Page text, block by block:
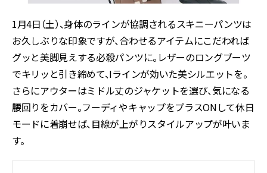
1月4日（土）、身体のラインが協調されるスキニーパンツは
お久しぶりな印象ですが、合わせるアイテムにこだわれば
グッと美脚見えする必殺パンツに。レザーのロングブーツ
でキリッと引き締めて、Iラインが効いた美シルエットを。
さらにアウターはミドル丈のジャケットを選び、気になる
腰回りをカバー。フーディやキャップをプラスONして休日
モードに着崩せば、目線が上がりスタイルアップが叶いま
す。